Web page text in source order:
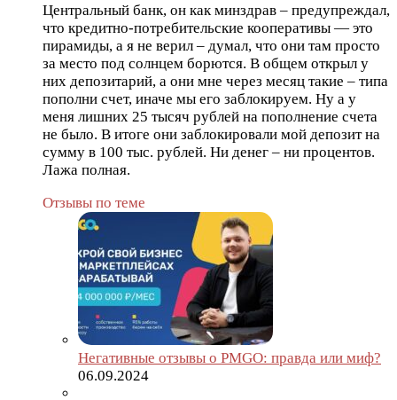
Центральный банк, он как минздрав – предупреждал,
что кредитно-потребительские кооперативы — это
пирамиды, а я не верил – думал, что они там просто
за место под солнцем борются. В общем открыл у
них депозитарий, а они мне через месяц такие – типа
пополни счет, иначе мы его заблокируем. Ну а у
меня лишних 25 тысяч рублей на пополнение счета
не было. В итоге они заблокировали мой депозит на
сумму в 100 тыс. рублей. Ни денег – ни процентов.
Лажа полная.
Отзывы по теме
Негативные отзывы о PMGO: правда или миф?
06.09.2024